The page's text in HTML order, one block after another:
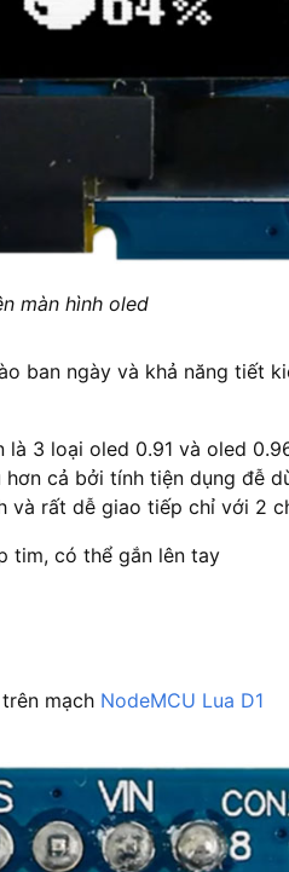
màn hình oled
ban ngày và khả năng tiết
3 loại oled 0.91 và oled
cả bởi tính tiện dụng đễ
rất dễ giao tiếp chỉ với 2
tim, có thể gắn lên tay
mạch NodeMCU Lua D1